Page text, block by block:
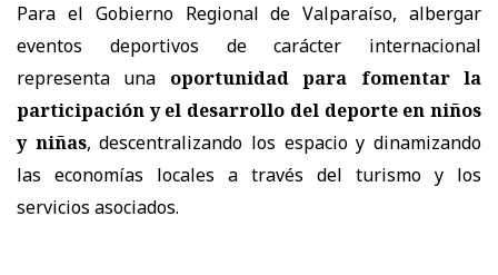
Para el Gobierno Regional de Valparaíso, albergar
eventos deportivos de carácter internacional
representa una
oportunidad para fomentar la
participación y el desarrollo del deporte en niños
y niñas, descentralizando los espacio y dinamizando
las economías locales a través del turismo y los
servicios asociados.